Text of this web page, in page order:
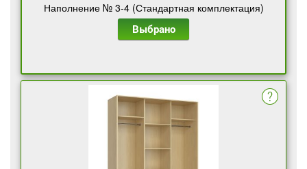
Наполнение № 3-4 (Стандартная комплектация)
Выбрано